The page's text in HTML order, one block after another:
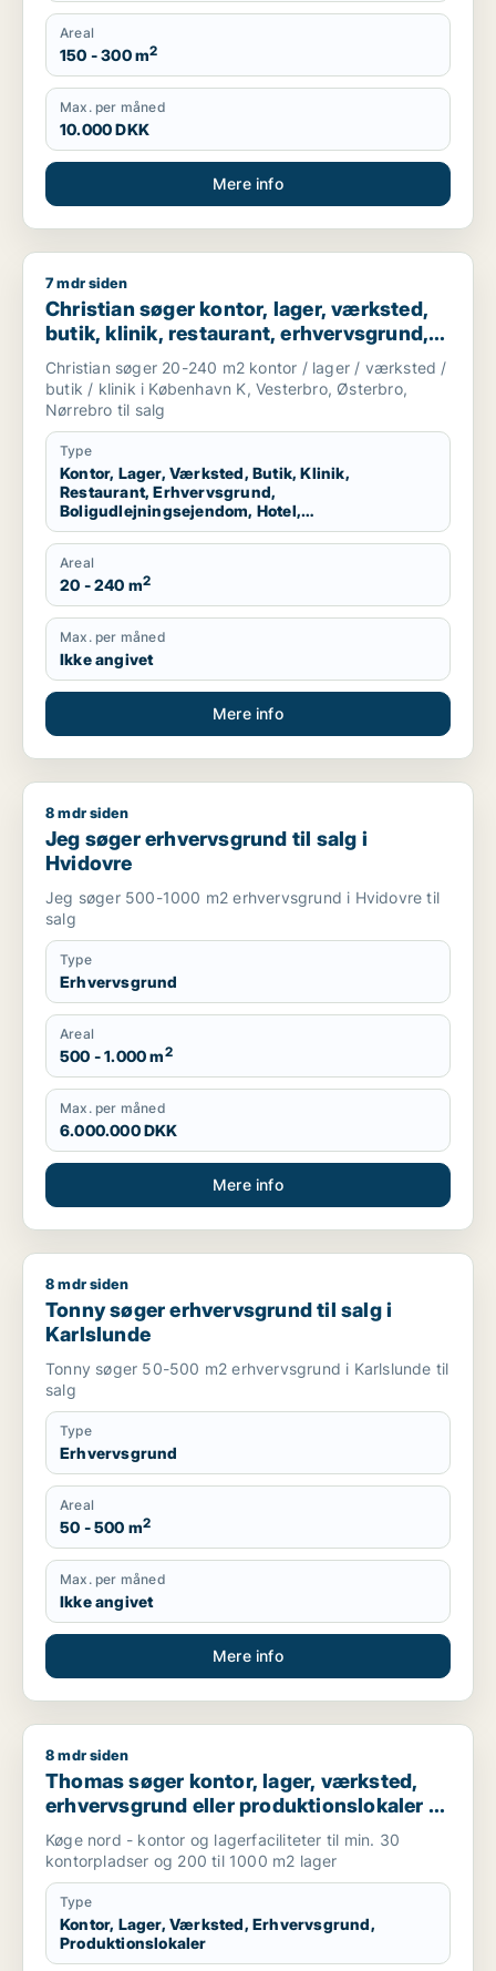
Areal
150 - 300 m2
Max. per måned
10.000 DKK
Mere info
Christian søger kontor, lager, værksted, butik, klinik,
7 mdr siden
Christian søger kontor, lager, værksted,
butik, klinik, restaurant, erhvervsgrund,
boligudlejningsejendom, hotel,
produktionslokaler eller garage til salg i
København K, Vesterbro eller Østerbro
m.fl.
Christian søger 20-240 m2 kontor / lager / værksted /
butik / klinik i København K, Vesterbro, Østerbro,
Nørrebro til salg
Type
Kontor, Lager, Værksted, Butik, Klinik,
Restaurant, Erhvervsgrund,
Boligudlejningsejendom, Hotel,
Produktionslokaler, Garage
Areal
20 - 240 m2
Max. per måned
Ikke angivet
Mere info
Jeg søger erhvervsgrund til salg i Hvidovre
8 mdr siden
Jeg søger erhvervsgrund til salg i
Hvidovre
Jeg søger 500-1000 m2 erhvervsgrund i Hvidovre til
salg
Type
Erhvervsgrund
Areal
500 - 1.000 m2
Max. per måned
6.000.000 DKK
Mere info
Tonny søger erhvervsgrund til salg i Karlslunde
8 mdr siden
Tonny søger erhvervsgrund til salg i
Karlslunde
Tonny søger 50-500 m2 erhvervsgrund i Karlslunde til
salg
Type
Erhvervsgrund
Areal
50 - 500 m2
Max. per måned
Ikke angivet
Mere info
Thomas søger kontor, lager, værksted, erhvervsgrund eller
8 mdr siden
Thomas søger kontor, lager, værksted,
erhvervsgrund eller produktionslokaler til
salg i Køge
Køge nord - kontor og lagerfaciliteter til min. 30
kontorpladser og 200 til 1000 m2 lager
Type
Kontor, Lager, Værksted, Erhvervsgrund,
Produktionslokaler